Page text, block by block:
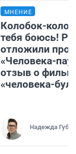
МНЕНИЕ
Колобок-
тебя боюсь!
отложили
«Человека-
отзыв о
«человека-
Надежда